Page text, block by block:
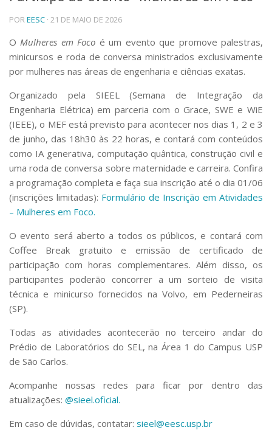
Pessoas
Ensino
Graduação
Pós-Graduação
Cursos de Extensão
Pesquisa e Inovação
Linhas de Pesquisa
Centros, Núcleos e Projetos em Rede
Pós-doutorado
Iniciação Científica
Transferência de Tecnologia
Empresas Juniores
Extensão à Comunidade
Projetos, Programas e Cursos
Artes, Cultura e Esportes
Museus e Espaços Interativos
Serviços
Bibliotecas
RH, Administrativo e Financeiro
Outros serviços
Comunicação
Assessorias e Mídias
Aplicativos e Sites
Jornal da USP
Agenda de Eventos
POREESC · 21 DE MAIO DE 2026
O Mulheres em Foco é um evento que promove palestras,
minicursos e roda de conversa ministrados exclusivamente
por mulheres nas áreas de engenharia e ciências exatas.
Organizado pela SIEEL (Semana de Integração da
Engenharia Elétrica) em parceria com o Grace, SWE e WiE
(IEEE), o MEF está previsto para acontecer nos dias 1, 2 e 3
de junho, das 18h30 às 22 horas, e contará com conteúdos
como IA generativa, computação quântica, construção civil e
uma roda de conversa sobre maternidade e carreira. Confira
a programação completa e faça sua inscrição até o dia 01/06
(inscrições limitadas): Formulário de Inscrição em Atividades
– Mulheres em Foco.
O evento será aberto a todos os públicos, e contará com
Coffee Break gratuito e emissão de certificado de
participação com horas complementares. Além disso, os
participantes poderão concorrer a um sorteio de visita
técnica e minicurso fornecidos na Volvo, em Pederneiras
(SP).
Todas as atividades acontecerão no terceiro andar do
Prédio de Laboratórios do SEL, na Área 1 do Campus USP
de São Carlos.
Acompanhe nossas redes para ficar por dentro das
atualizações: @sieel.oficial.
Em caso de dúvidas, contatar: sieel@eesc.usp.br